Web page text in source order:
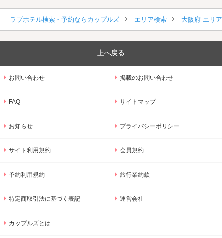
ラブホテル検索・予約ならカップルズ エリア検索 大阪府 エリ
上へ戻る
お問い合わせ 掲載のお問い合わせ
FAQ サイトマップ
お知らせ プライバシーポリシー
サイト利用規約 会員規約
予約利用規約 旅行業約款
特定商取引法に基づく表記 運営会社
カップルズとは